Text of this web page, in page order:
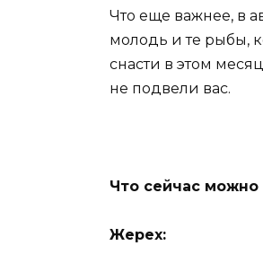
Что еще важнее, в
молодь и те рыбы,
снасти в этом
не подвели вас.
Что сейчас можно
Жерех: